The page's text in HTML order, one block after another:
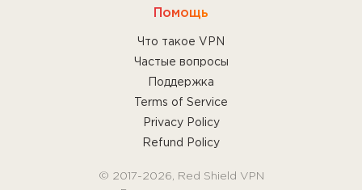
Помощь
Что такое VPN
Частые вопросы
Поддержка
Terms of Service
Privacy Policy
Refund Policy
© 2017-2026, Red Shield VPN